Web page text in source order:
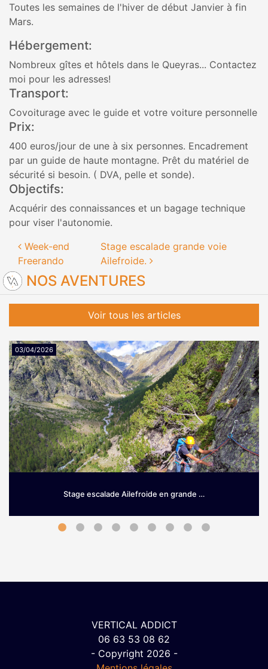
Toutes les semaines de l'hiver de début Janvier à fin
Mars.
Hébergement:
Nombreux gîtes et hôtels dans le Queyras... Contactez
moi pour les adresses!
Transport:
Covoiturage avec le guide et votre voiture personnelle
Prix:
400 euros/jour de une à six personnes. Encadrement
par un guide de haute montagne. Prêt du matériel de
sécurité si besoin. ( DVA, pelle et sonde).
Objectifs:
Acquérir des connaissances et un bagage technique
pour viser l'autonomie.
Navigation des articles
Week-end
Freerando
Stage escalade grande voie
Ailefroide.
NOS AVENTURES
Voir tous les articles
Stage escalade Ailefroide en grande …
03/04/2026
Grimpez sur le granit d’Ailefroide! Envie de prendre de la
VERTICAL ADDICT
06 63 53 08 62
- Copyright 2026 -